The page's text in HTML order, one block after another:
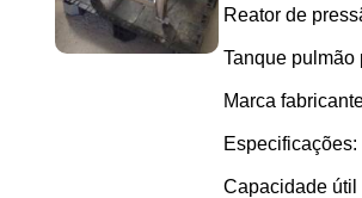
Reator de
Tanque pulmão
Marca
Especificações:
Capacidade útil